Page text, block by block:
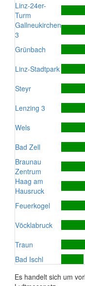
Linz-24er-
Turm
Gallneukirchen
3
Grünbach
Linz-Stadtpark
Steyr
Lenzing 3
Wels
Bad Zell
Braunau
Zentrum
Haag am
Hausruck
Feuerkogel
Vöcklabruck
Traun
Bad Ischl
Es handelt sich um